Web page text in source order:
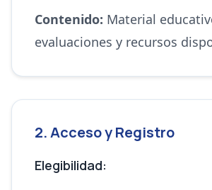
Contenido: Material
evaluaciones y recursos
2. Acceso y Registro
Elegibilidad: